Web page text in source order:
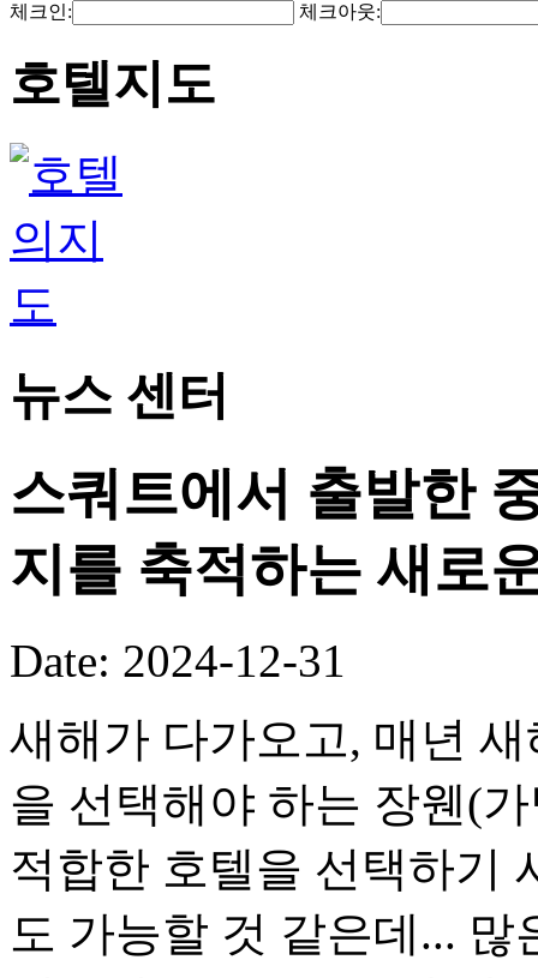
체크인: 체크아웃:
호텔지도
뉴스 센터
스쿼트에서 출발한
지를 축적하는 새로
Date: 2024-12-31
새해가 다가오고, 매년
을 선택해야 하는 장웬(
적합한 호텔을 선택하기
도 가능할 것 같은데...